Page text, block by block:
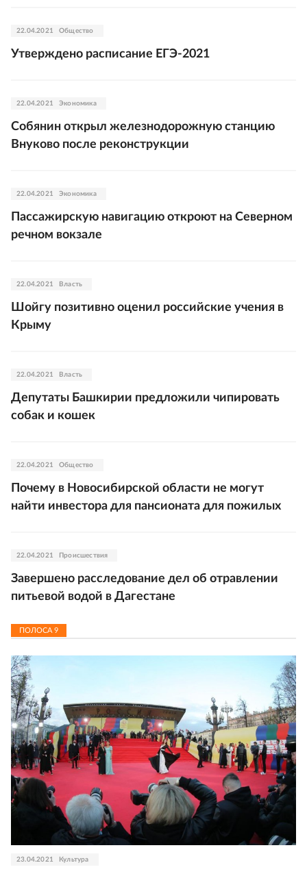
22.04.2021 Общество
Утверждено расписание ЕГЭ-2021
22.04.2021 Экономика
Собянин открыл железнодорожную станцию
Внуково после реконструкции
22.04.2021 Экономика
Пассажирскую навигацию откроют на Северном
речном вокзале
22.04.2021 Власть
Шойгу позитивно оценил российские учения в
Крыму
22.04.2021 Власть
Депутаты Башкирии предложили чипировать
собак и кошек
22.04.2021 Общество
Почему в Новосибирской области не могут
найти инвестора для пансионата для пожилых
22.04.2021 Происшествия
Завершено расследование дел об отравлении
питьевой водой в Дагестане
ПОЛОСА 9
23.04.2021 Культура